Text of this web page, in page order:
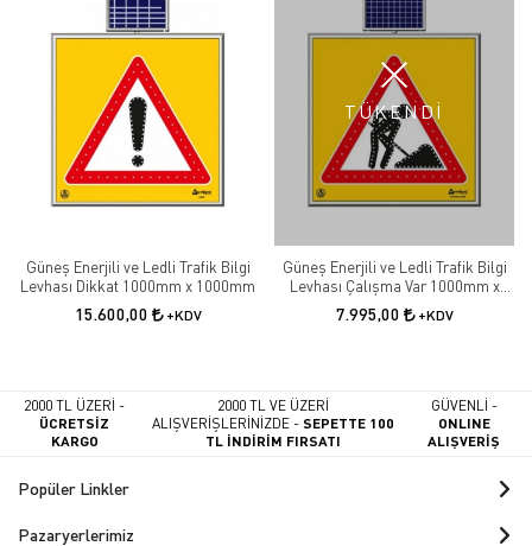
Güneş Enerjili ve Ledli Trafik Bilgi
Levhası Dikkat 1000mm x 1000mm
15.600,00 +KDV
TÜKENDİ
Güneş Enerjili ve Ledli Trafik Bilgi
Levhası Çalışma Var 1000mm x
1000mm
7.995,00 +KDV
2000 TL ÜZERİ -
ÜCRETSİZ
KARGO
2000 TL VE ÜZERİ
ALIŞVERİŞLERİNİZDE -SEPETTE 100
TL İNDİRİM FIRSATI
GÜVENLİ -
ONLINE
ALIŞVERİŞ
Popüler Linkler
Pazaryerlerimiz